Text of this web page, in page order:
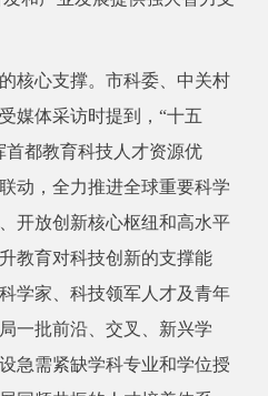
心支撑。市科委、中关村
媒体采访时提到，“十五
首都教育科技人才资源优
动，全力推进全球重要科学
开放创新核心枢纽和高水平
教育对科技创新的支撑能
学家、科技领军人才及青年
一批前沿、交叉、新兴学
急需紧缺学科专业和学位授